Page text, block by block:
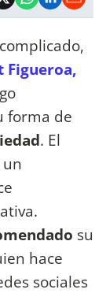
Figueroa,
forma de
. El
su
hace
sociales